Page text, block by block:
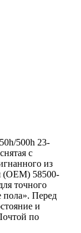
500h 23-
с
из
58500-
точного
пола». Перед
и
по